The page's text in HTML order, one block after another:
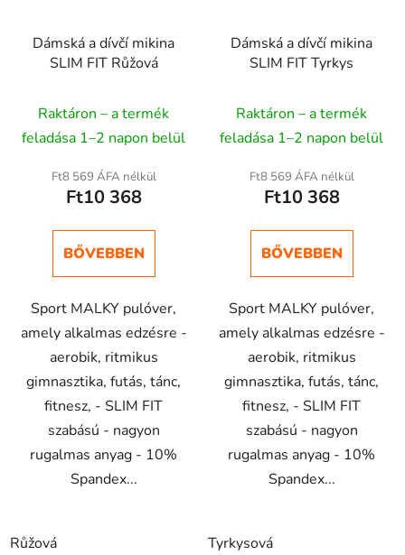
Dámská a dívčí mikina
SLIM FIT Růžová
Raktáron – a termék
feladása 1–2 napon belül
Ft8 569 ÁFA nélkül
Ft10 368
BŐVEBBEN
Sport MALKY pulóver,
amely alkalmas edzésre -
aerobik, ritmikus
gimnasztika, futás, tánc,
fitnesz, - SLIM FIT
szabású - nagyon
rugalmas anyag - 10%
Spandex...
Růžová
Dámská a dívčí mikina
SLIM FIT Tyrkys
Raktáron – a termék
feladása 1–2 napon belül
Ft8 569 ÁFA nélkül
Ft10 368
BŐVEBBEN
Sport MALKY pulóver,
amely alkalmas edzésre -
aerobik, ritmikus
gimnasztika, futás, tánc,
fitnesz, - SLIM FIT
szabású - nagyon
rugalmas anyag - 10%
Spandex...
Tyrkysová